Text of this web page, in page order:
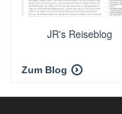
JR's Reiseblog
Zum Blog